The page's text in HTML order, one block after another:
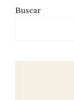
Buscar